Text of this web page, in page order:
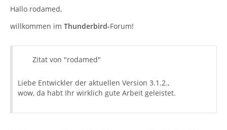
Hallo rodamed,
willkommen im Thunderbird-Forum!
Zitat von "rodamed"
Liebe Entwickler der aktuellen Version 3.1.2.,
wow, da habt Ihr wirklich gute Arbeit geleistet.